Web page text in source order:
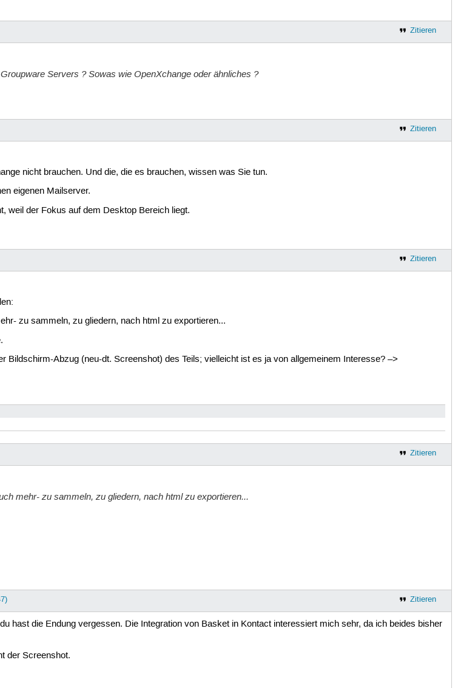
Zitieren
Servers ? Sowas wie OpenXchange oder ähnliches ?
Zitieren
nicht brauchen. Und die, die es brauchen, wissen was Sie tun.
eigenen Mailserver.
weil der Fokus auf dem Desktop Bereich liegt.
Zitieren
zu sammeln, zu gliedern, nach html zu exportieren...
Bildschirm-Abzug (neu-dt. Screenshot) des Teils; vielleicht ist es ja von allgemeinem Interesse? –>
Zitieren
mehr- zu sammeln, zu gliedern, nach html zu exportieren...
Zitieren
hast die Endung vergessen. Die Integration von Basket in Kontact interessiert mich sehr, da ich beides bisher
der Screenshot.